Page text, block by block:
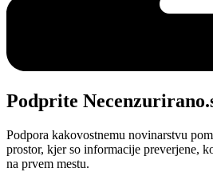
Podprite
Podpora kakovostnemu novinarstvu
prostor, kjer so informacije preverjene,
na prvem mestu.